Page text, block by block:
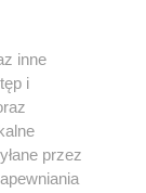
inne
i
przez